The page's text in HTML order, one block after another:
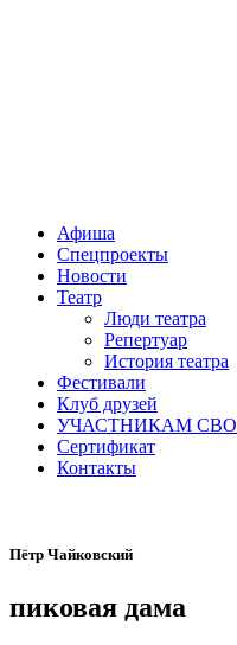
Афиша
Спецпроекты
Новости
Театр
Люди театра
Репертуар
История театра
Фестивали
Клуб друзей
УЧАСТНИКАМ СВО
Сертификат
Контакты
Пётр Чайковский
пиковая дама